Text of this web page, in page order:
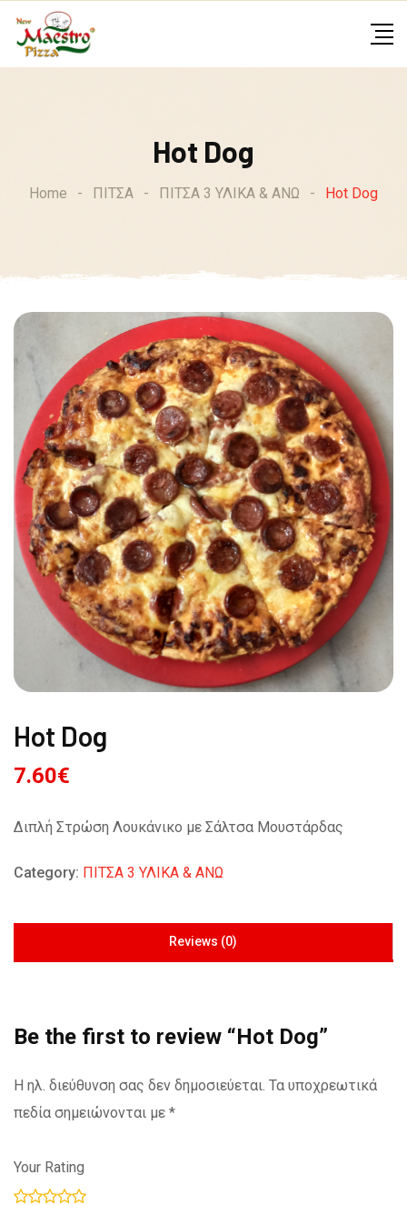
content
Hot Dog
Home - ΠΙΤΣΑ - ΠΙΤΣΑ 3 ΥΛΙΚΑ & ΑΝΩ - Hot Dog
Hot Dog
7.60€
Διπλή Στρώση Λουκάνικο με Σάλτσα Μουστάρδας
Category: ΠΙΤΣΑ 3 ΥΛΙΚΑ & ΑΝΩ
Reviews (0)
Be the first to review “Hot Dog”
Η ηλ. διεύθυνση σας δεν δημοσιεύεται. Τα υποχρεωτικά
πεδία σημειώνονται με *
Your Rating